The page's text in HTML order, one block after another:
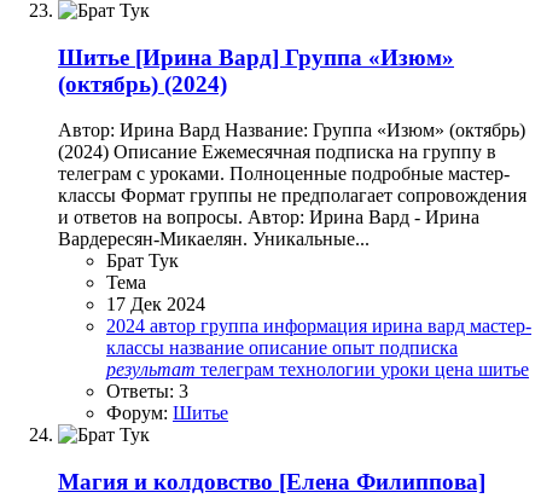
Шитье [Ирина Вард] Группа «Изюм»
(октябрь) (2024)
Автор: Ирина Вард Название: Группа «Изюм» (октябрь)
(2024) Описание Ежемесячная подписка на группу в
телеграм с уроками. Полноценные подробные мастер-
классы Формат группы не предполагает сопровождения
и ответов на вопросы. Автор: Ирина Вард - Ирина
Вардересян-Микаелян. Уникальные...
Брат Тук
Тема
17 Дек 2024
2024 автор группа информация ирина вард мастер-
классы название описание опыт подписка
результат телеграм технологии уроки цена шитье
Ответы: 3
Форум: Шитье
Магия и колдовство [Елена Филиппова]